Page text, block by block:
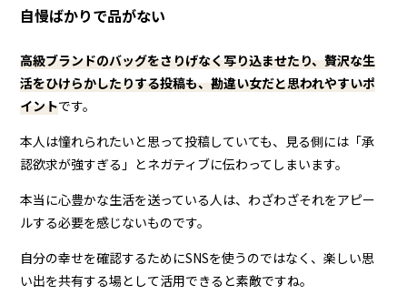
自慢ばかりで品がない
高級ブランドのバッグをさりげなく写り込ませたり、贅沢な生
活をひけらかしたりする投稿も、勘違い女だと思われやすいポ
イントです。
本人は憧れられたいと思って投稿していても、見る側には「承
認欲求が強すぎる」とネガティブに伝わってしまいます。
本当に心豊かな生活を送っている人は、わざわざそれをアピー
ルする必要を感じないものです。
自分の幸せを確認するためにSNSを使うのではなく、楽しい思
い出を共有する場として活用できると素敵ですね。